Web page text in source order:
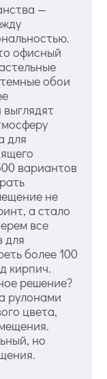
—
офисный
обои
для
вариантов
не
а стало
все
для
более 100
кирпич.
решение?
рулонами
цвета,
но